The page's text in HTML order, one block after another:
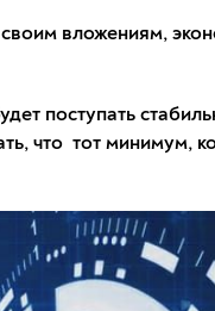
вложениям,
поступать
что тот минимум,